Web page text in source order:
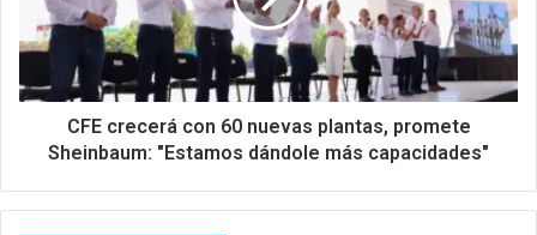
CFE crecerá con 60 nuevas plantas, promete
Sheinbaum: "Estamos dándole más capacidades"